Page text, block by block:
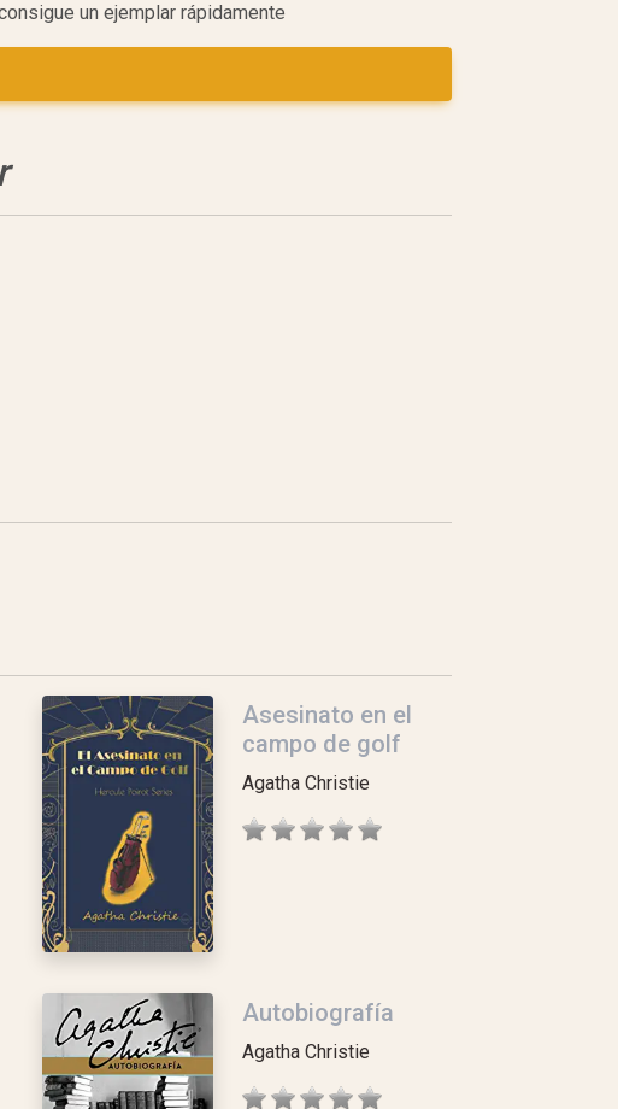
un ejemplar rápidamente
Asesinato en el
campo de golf
Agatha Christie
Autobiografía
Agatha Christie